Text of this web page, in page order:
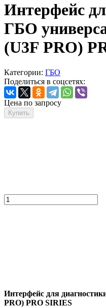
Интерфейс
ГБО
(U3F PRO)
Категории: ГБО
Поделиться в соцсетях:
Цена по запросу
Купить
Интерфейс для
PRO) PRO SIRIES